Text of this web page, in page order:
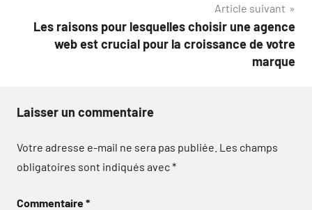
Article suivant
Les raisons pour lesquelles choisir une agence
web est crucial pour la croissance de votre
marque
Laisser un commentaire
Votre adresse e-mail ne sera pas publiée. Les champs
obligatoires sont indiqués avec*
Commentaire*